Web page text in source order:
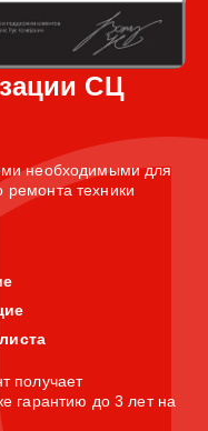
СЦ
необходимыми для
техники
получает
гарантию до 3 лет на